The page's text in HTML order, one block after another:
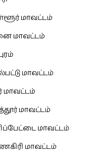
மாவட்டம்
மாவட்டம்
மாவட்டம்
மாவட்டம்
மாவட்டம்
மாவட்டம்
மாவட்டம்